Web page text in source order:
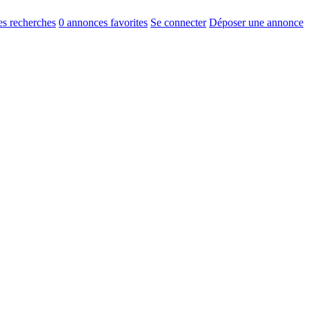
recherches 0 annonces favorites Se connecter Déposer une annonce